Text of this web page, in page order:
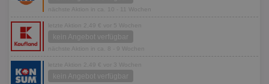
nächste Aktion in ca. 10 - 11 Wochen
letzte Aktion 2,49 € vor 5 Wochen
kein Angebot verfügbar
nächste Aktion in ca. 8 - 9 Wochen
letzte Aktion 2,49 € vor 3 Wochen
kein Angebot verfügbar